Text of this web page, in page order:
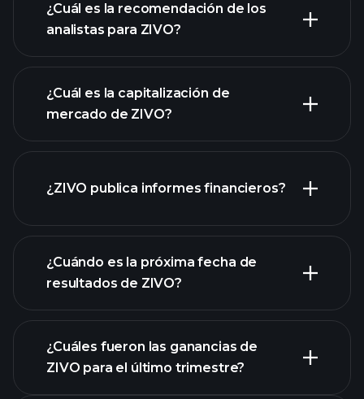
gráfico de
ZIVO
¿Cuál es la recomendación de los
analistas para ZIVO?
¿Cuál es la capitalización de
mercado de ZIVO?
nuestra lista de acciones
¿ZIVO publica informes financieros?
los estados financieros
de ZIVO
¿Cuándo es la próxima fecha de
resultados de ZIVO?
¿Cuáles fueron las ganancias de
ZIVO para el último trimestre?